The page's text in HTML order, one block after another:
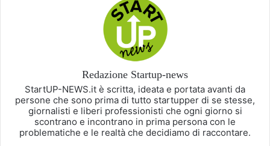
Redazione Startup-news
StartUP-NEWS.it è scritta, ideata e portata avanti da
persone che sono prima di tutto startupper di se stesse,
giornalisti e liberi professionisti che ogni giorno si
scontrano e incontrano in prima persona con le
problematiche e le realtà che decidiamo di raccontare.